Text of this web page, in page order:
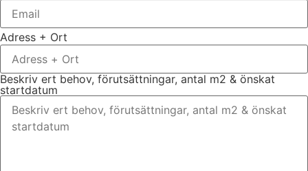
Adress + Ort
Beskriv ert behov, förutsättningar, antal m2 & önskat
startdatum